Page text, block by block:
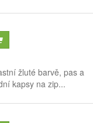
žluté barvě, pas a
kapsy na zip...